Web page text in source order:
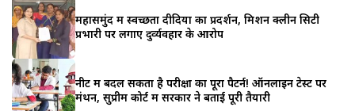
महासमुंद में स्वच्छता दीदियों का प्रदर्शन, मिशन क्लीन सिटी
प्रभारी पर लगाए दुर्व्यवहार के आरोप
नीट में बदल सकता है परीक्षा का पूरा पैटर्न! ऑनलाइन टेस्ट पर
मंथन, सुप्रीम कोर्ट में सरकार ने बताई पूरी तैयारी